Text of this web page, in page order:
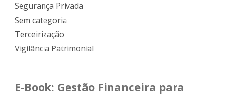
Segurança Privada
Sem categoria
Terceirização
Vigilância Patrimonial
E-Book: Gestão Financeira para